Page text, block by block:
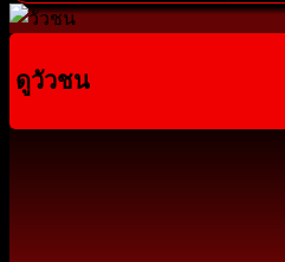
ดูวัวชน